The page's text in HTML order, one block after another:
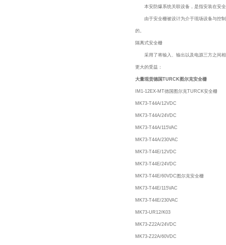
本安防爆系统关联设备，是指安装在安全
由于安全栅被设计为介于现场设备与控制
的。
隔离式安全栅
采用了将输入、输出以及电源三方之间相
更大的受益：
大量现货德国TURCK图尔克安全栅
IM1-12EX-MT德国图尔克TURCK安全栅
MK73-T44A/12VDC
MK73-T44A/24VDC
MK73-T44A/115VAC
MK73-T44A/230VAC
MK73-T44E/12VDC
MK73-T44E/24VDC
MK73-T44E/60VDC图尔克安全栅
MK73-T44E/115VAC
MK73-T44E/230VAC
MK73-UR12/K03
MK73-Z22A/24VDC
MK73-Z22A/60VDC